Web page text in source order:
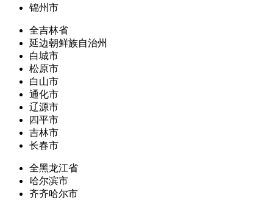
锦州市
全吉林省
延边朝鲜族自治州
白城市
松原市
白山市
通化市
辽源市
四平市
吉林市
长春市
全黑龙江省
哈尔滨市
齐齐哈尔市